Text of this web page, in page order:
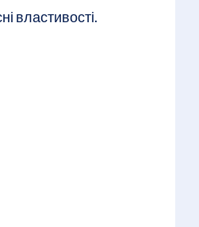
властивості.